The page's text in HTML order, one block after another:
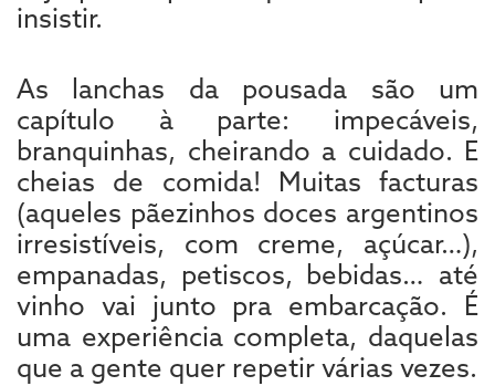
insistir.
As lanchas da pousada são um
capítulo à parte: impecáveis,
branquinhas, cheirando a cuidado. E
cheias de comida! Muitas facturas
(aqueles pãezinhos doces argentinos
irresistíveis, com creme, açúcar…),
empanadas, petiscos, bebidas… até
vinho vai junto pra embarcação. É
uma experiência completa, daquelas
que a gente quer repetir várias vezes.